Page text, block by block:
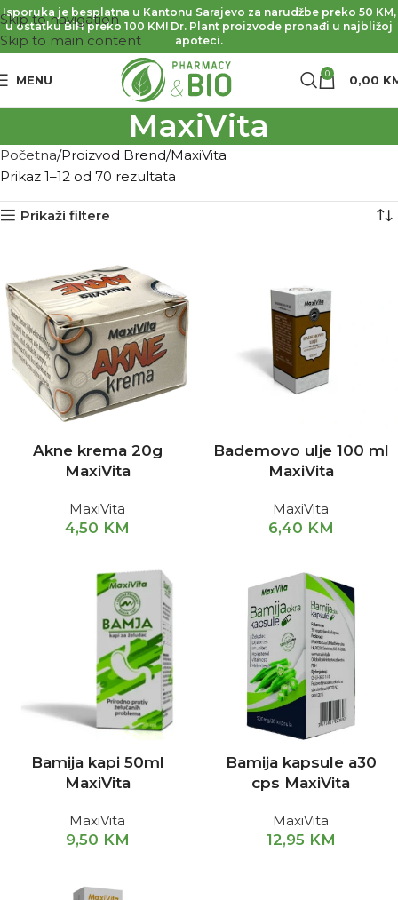
Skip to navigation
Skip to main content
Isporuka je besplatna u Kantonu Sarajevo za narudžbe preko 50 KM,
u ostatku BiH preko 100 KM! Dr. Plant proizvode pronađi u najbližoj
apoteci.
MENU 0 0,00
MaxiVita
Početna Proizvod Brend MaxiVita
Prikaz 1–12 od 70 rezultata
Prikaži filtere
Akne krema 20g
MaxiVita
MaxiVita
4,50 KM
Bademovo ulje 100 ml
MaxiVita
MaxiVita
6,40 KM
Bamija kapi 50ml
MaxiVita
MaxiVita
9,50 KM
Bamija kapsule a30
cps MaxiVita
MaxiVita
12,95 KM